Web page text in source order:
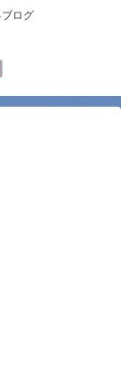
ログ